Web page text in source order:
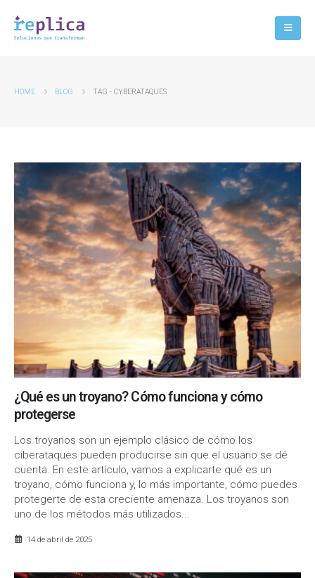
HOME BLOG TAG - CYBERATAQUES
¿Qué es un troyano? Cómo funciona y cómo
protegerse
Los troyanos son un ejemplo clásico de cómo los
ciberataques pueden producirse sin que el usuario se dé
cuenta. En este artículo, vamos a explicarte qué es un
troyano, cómo funciona y, lo más importante, cómo puedes
protegerte de esta creciente amenaza. Los troyanos son
uno de los métodos más utilizados...
14 de abril de 2025